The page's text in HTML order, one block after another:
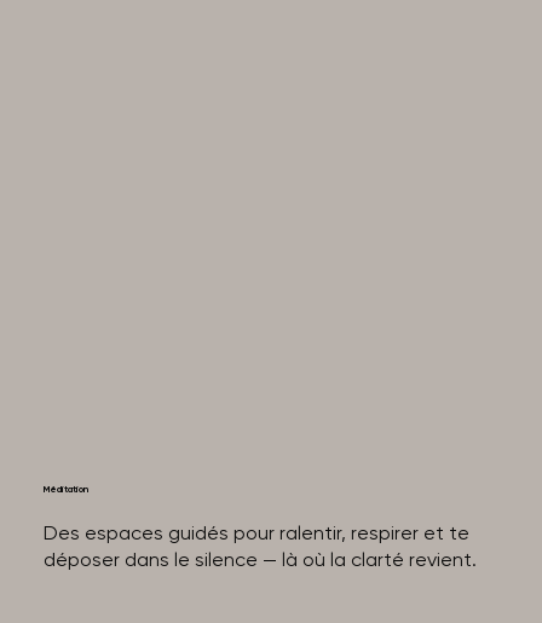
Méditation
Des espaces guidés pour ralentir, respirer et te
déposer dans le silence — là où la clarté revient.